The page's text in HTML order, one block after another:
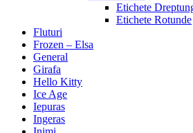
Etichete
Etichete Rotunde
Fluturi
Frozen – Elsa
General
Girafa
Hello Kitty
Ice Age
Iepuras
Ingeras